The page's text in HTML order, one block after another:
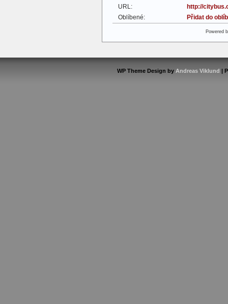
URL:
http://
Oblíbené:
Přidat do
Powered
WP Theme Design by Andreas Viklund |